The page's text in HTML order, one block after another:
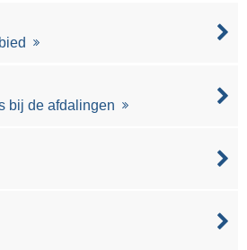
bij de afdalingen